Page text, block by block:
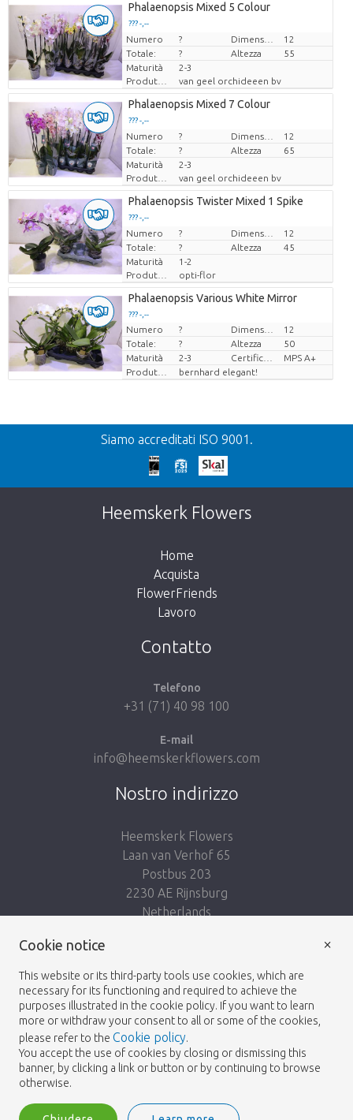
Phalaenopsis Mixed 5 Colour
??? -,--
Prezzo x uno
Numero ?
12
Totale:
? Altezza
55
Maturità
2-3
Produttore
van geel orchideeen bv
Phalaenopsis Mixed 7 Colour
??? -,--
Prezzo x uno
Numero ?
12
Totale:
? Altezza
65
Maturità
2-3
Produttore
van geel orchideeen bv
Phalaenopsis Twister Mixed 1 Spike
??? -,--
Prezzo x uno
Numero ?
12
Totale:
? Altezza
45
Maturità
1-2
Produttore
opti-flor
Phalaenopsis Various White Mirror
??? -,--
Prezzo x uno
Numero ?
12
Totale:
? Altezza
50
Maturità
2-3
MPS A+
Produttore
bernhard elegant!
Precedente
We're sorry
This page does not exist. Click on the
button below to return to the shop.
Siamo accreditati ISO 9001.
Heemskerk Flowers
Home
Acquista
FlowerFriends
Lavoro
Contatto
Telefono
+31 (71) 40 98 100
E-mail
info@heemskerkflowers.com
Nostro indirizzo
Heemskerk Flowers
Laan van Verhof 65
Postbus 203
2230 AE Rijnsburg
Netherlands
© 2026 - Heemskerk Flowers
Cookie notice
This website or its third-party tools use cookies, which are
necessary for its functioning and required to achieve the
purposes illustrated in the cookie policy. If you want to learn
more or withdraw your consent to all or some of the cookies,
please refer to the Cookie policy.
You accept the use of cookies by closing or dismissing this
banner, by clicking a link or button or by continuing to browse
otherwise.
×